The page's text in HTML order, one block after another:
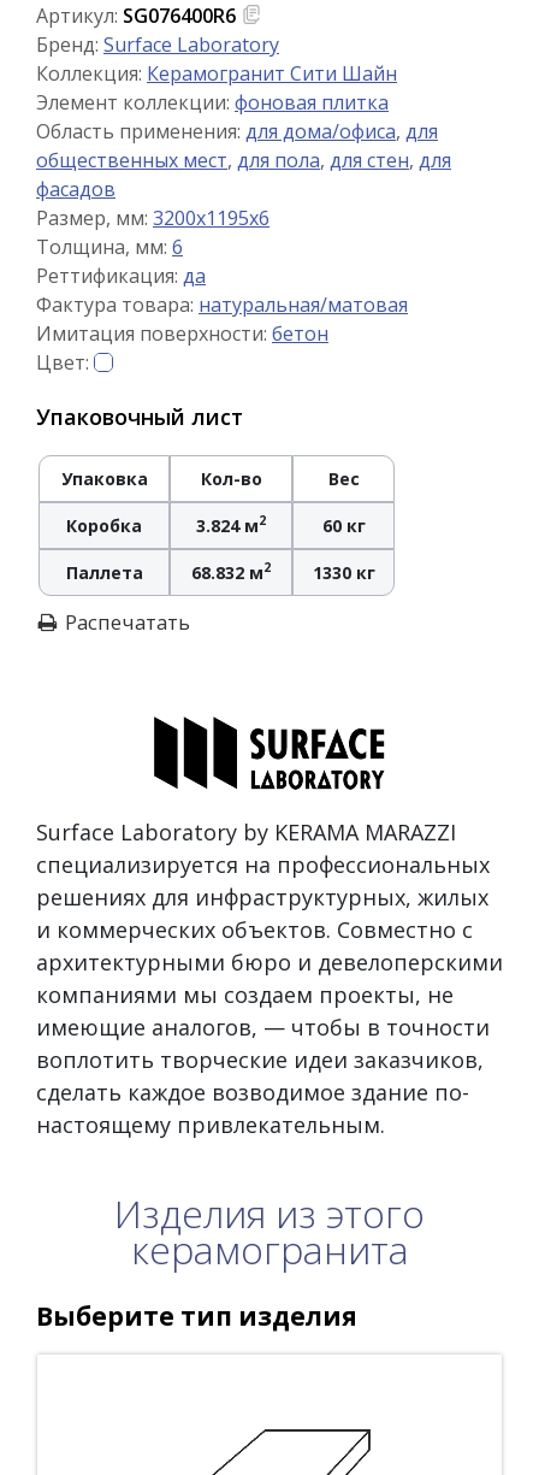
Артикул: SG076400R6
Бренд: Surface Laboratory
Коллекция: Керамогранит Сити Шайн
Элемент коллекции: фоновая плитка
Область применения: для дома/офиса, для
общественных мест, для пола, для стен, для
фасадов
Размер, мм: 3200x1195x6
Толщина, мм: 6
Реттификация: да
Фактура товара: натуральная/матовая
Имитация поверхности: бетон
Цвет:
Упаковочный лист
Упаковка Кол-во Вес
Коробка 3.824 м2 60 кг
Паллета 68.832 м2 1330 кг
Распечатать
Surface Laboratory by KERAMA MARAZZI
специализируется на профессиональных
решениях для инфраструктурных, жилых
и коммерческих объектов. Совместно с
архитектурными бюро и девелоперскими
компаниями мы создаем проекты, не
имеющие аналогов, — чтобы в точности
воплотить творческие идеи заказчиков,
сделать каждое возводимое здание по-
настоящему привлекательным.
Изделия из этого
керамогранита
Выберите тип изделия